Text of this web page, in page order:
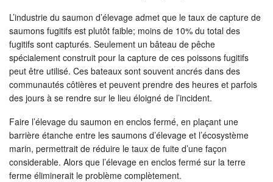
L’industrie du saumon d’élevage admet que le taux de capture de
saumons fugitifs est plutôt faible; moins de 10% du total des
fugitifs sont capturés. Seulement un bâteau de pêche
spécialement construit pour la capture de ces poissons fugitifs
peut être utilisé. Ces bateaux sont souvent ancrés dans des
communautés côtières et peuvent prendre des heures et parfois
des jours à se rendre sur le lieu éloigné de l’incident.
Faire l’élevage du saumon en enclos fermé, en plaçant une
barrière étanche entre les saumons d’élevage et l’écosystème
marin, permettrait de réduire le taux de fuite d’une façon
considerable. Alors que l’élevage en enclos fermé sur la terre
ferme éliminerait le problème complètement.